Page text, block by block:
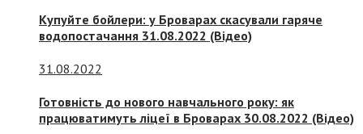
Купуйте бойлери: у Броварах скасували гаряче
водопостачання 31.08.2022 (Відео)
31.08.2022
Готовність до нового навчального року: як
працюватимуть ліцеї в Броварах 30.08.2022 (Відео)